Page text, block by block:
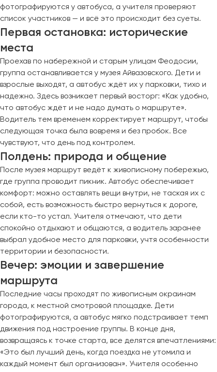
фотографируются у автобуса, а учителя проверяют
список участников — и всё это происходит без суеты.
Первая остановка: исторические
места
Проехав по набережной и старым улицам Феодосии,
группа останавливается у музея Айвазовского. Дети и
взрослые выходят, а автобус ждёт их у парковки, тихо и
надежно. Здесь возникает первый восторг: «Как удобно,
что автобус ждёт и не надо думать о маршруте».
Водитель тем временем корректирует маршрут, чтобы
следующая точка была вовремя и без пробок. Все
чувствуют, что день под контролем.
Полдень: природа и общение
После музея маршрут ведёт к живописному побережью,
где группа проводит пикник. Автобус обеспечивает
комфорт: можно оставлять вещи внутри, не таская их с
собой, есть возможность быстро вернуться к дороге,
если кто-то устал. Учителя отмечают, что дети
спокойно отдыхают и общаются, а водитель заранее
выбрал удобное место для парковки, учтя особенности
территории и безопасности.
Вечер: эмоции и завершение
маршрута
Последние часы проходят по живописным окраинам
города, к местной смотровой площадке. Дети
фотографируются, а автобус мягко подстраивает темп
движения под настроение группы. В конце дня,
возвращаясь к точке старта, все делятся впечатлениями:
«Это был лучший день, когда поездка не утомила и
каждый момент был организован». Учителя особенно